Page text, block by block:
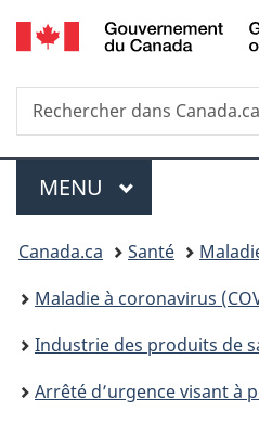
à
Au
à
Recherche
Rechercher
dans
Menu
MENU PRINCIPAL
Vous
êtes
ici :
Canada.ca Santé
Maladie à coronavirus
Industrie des produits de
Arrêté d’urgence visant à permettre l’importation et la vente